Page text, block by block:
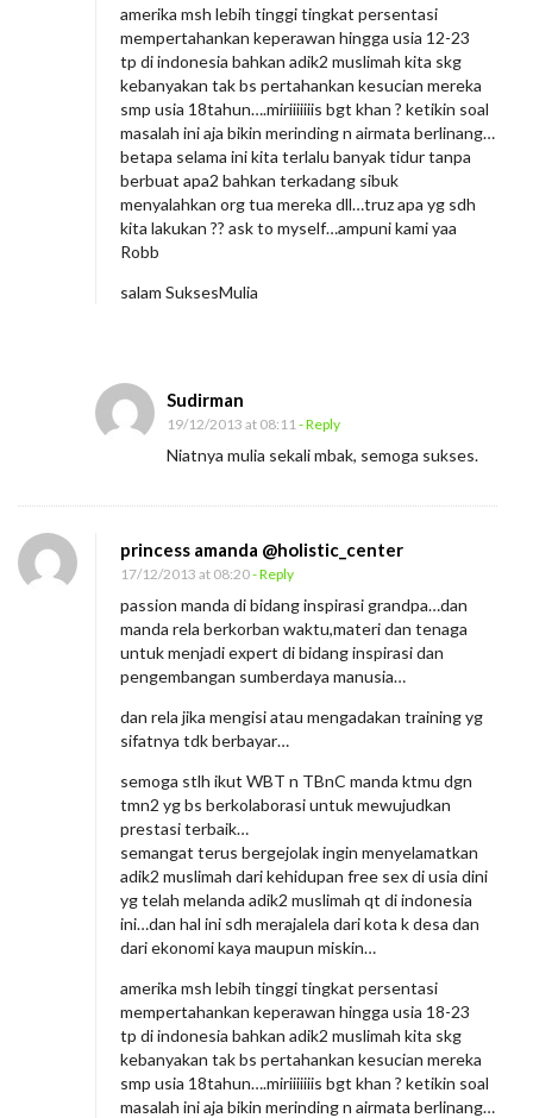
amerika msh lebih tinggi tingkat persentasi
mempertahankan keperawan hingga usia 12-23
tp di indonesia bahkan adik2 muslimah kita skg
kebanyakan tak bs pertahankan kesucian mereka
smp usia 18tahun….miriiiiiiis bgt khan ? ketikin soal
masalah ini aja bikin merinding n airmata berlinang…
betapa selama ini kita terlalu banyak tidur tanpa
berbuat apa2 bahkan terkadang sibuk
menyalahkan org tua mereka dll…truz apa yg sdh
kita lakukan ?? ask to myself…ampuni kami yaa
Robb
salam SuksesMulia
Sudirman
19/12/2013 at 08:11 - Reply
Niatnya mulia sekali mbak, semoga sukses.
princess amanda @holistic_center
17/12/2013 at 08:20- Reply
passion manda di bidang inspirasi grandpa…dan
manda rela berkorban waktu,materi dan tenaga
untuk menjadi expert di bidang inspirasi dan
pengembangan sumberdaya manusia…
dan rela jika mengisi atau mengadakan training yg
sifatnya tdk berbayar…
semoga stlh ikut WBT n TBnC manda ktmu dgn
tmn2 yg bs berkolaborasi untuk mewujudkan
prestasi terbaik…
semangat terus bergejolak ingin menyelamatkan
adik2 muslimah dari kehidupan free sex di usia dini
yg telah melanda adik2 muslimah qt di indonesia
ini…dan hal ini sdh merajalela dari kota k desa dan
dari ekonomi kaya maupun miskin…
amerika msh lebih tinggi tingkat persentasi
mempertahankan keperawan hingga usia 18-23
tp di indonesia bahkan adik2 muslimah kita skg
kebanyakan tak bs pertahankan kesucian mereka
smp usia 18tahun….miriiiiiiis bgt khan ? ketikin soal
masalah ini aja bikin merinding n airmata berlinang…